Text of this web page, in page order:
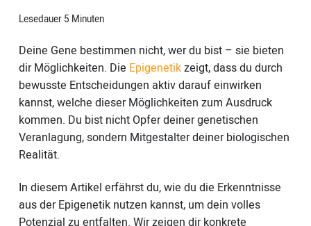
Lesedauer 5 Minuten
Deine Gene bestimmen nicht, wer du bist – sie bieten
dir Möglichkeiten. Die Epigenetikzeigt, dass du durch
bewusste Entscheidungen aktiv darauf einwirken
kannst, welche dieser Möglichkeiten zum Ausdruck
kommen. Du bist nicht Opfer deiner genetischen
Veranlagung, sondern Mitgestalter deiner biologischen
Realität.
In diesem Artikel erfährst du, wie du die Erkenntnisse
aus der Epigenetik nutzen kannst, um dein volles
Potenzial zu entfalten. Wir zeigen dir konkrete